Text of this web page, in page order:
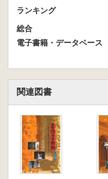
ランキング
総合
電子書籍・データベース
関連図書